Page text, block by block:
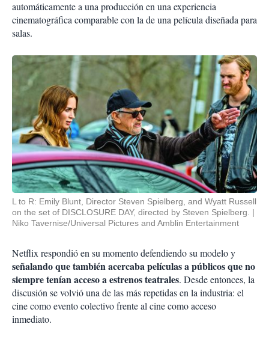
automáticamente a una producción en una experiencia
cinematográfica comparable con la de una película diseñada para
salas.
L to R: Emily Blunt, Director Steven Spielberg, and Wyatt Russell
on the set of DISCLOSURE DAY, directed by Steven Spielberg.
Niko Tavernise/Universal Pictures and Amblin Entertainment
Netflix respondió en su momento defendiendo su modelo y
señalando que también acercaba películas a públicos que no
siempre tenían acceso a estrenos teatrales. Desde entonces, la
discusión se volvió una de las más repetidas en la industria: el
cine como evento colectivo frente al cine como acceso
inmediato.